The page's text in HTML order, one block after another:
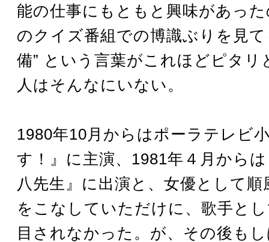
能の仕事にもともと興味があっ
のクイズ番組での博識ぶりを見て
備” という言葉がこれほどピタリ
人はそんなにいない。
1980年10月からはポーラテレビ
す！』に主演、1981年４月から
八先生』に出演と、女優として順
をこなしていただけに、歌手と
目されなかった。が、その後も